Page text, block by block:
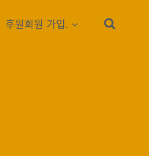
후원회원 가입.